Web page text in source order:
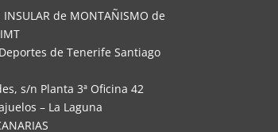
INSULAR de MONTAÑISMO de
de Tenerife Santiago
s/n Planta 3ª Oficina 42
– La Laguna